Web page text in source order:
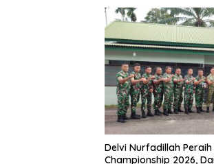
b
o
o
k
er
Delvi Nurfadillah Peraih
Championship 2026,